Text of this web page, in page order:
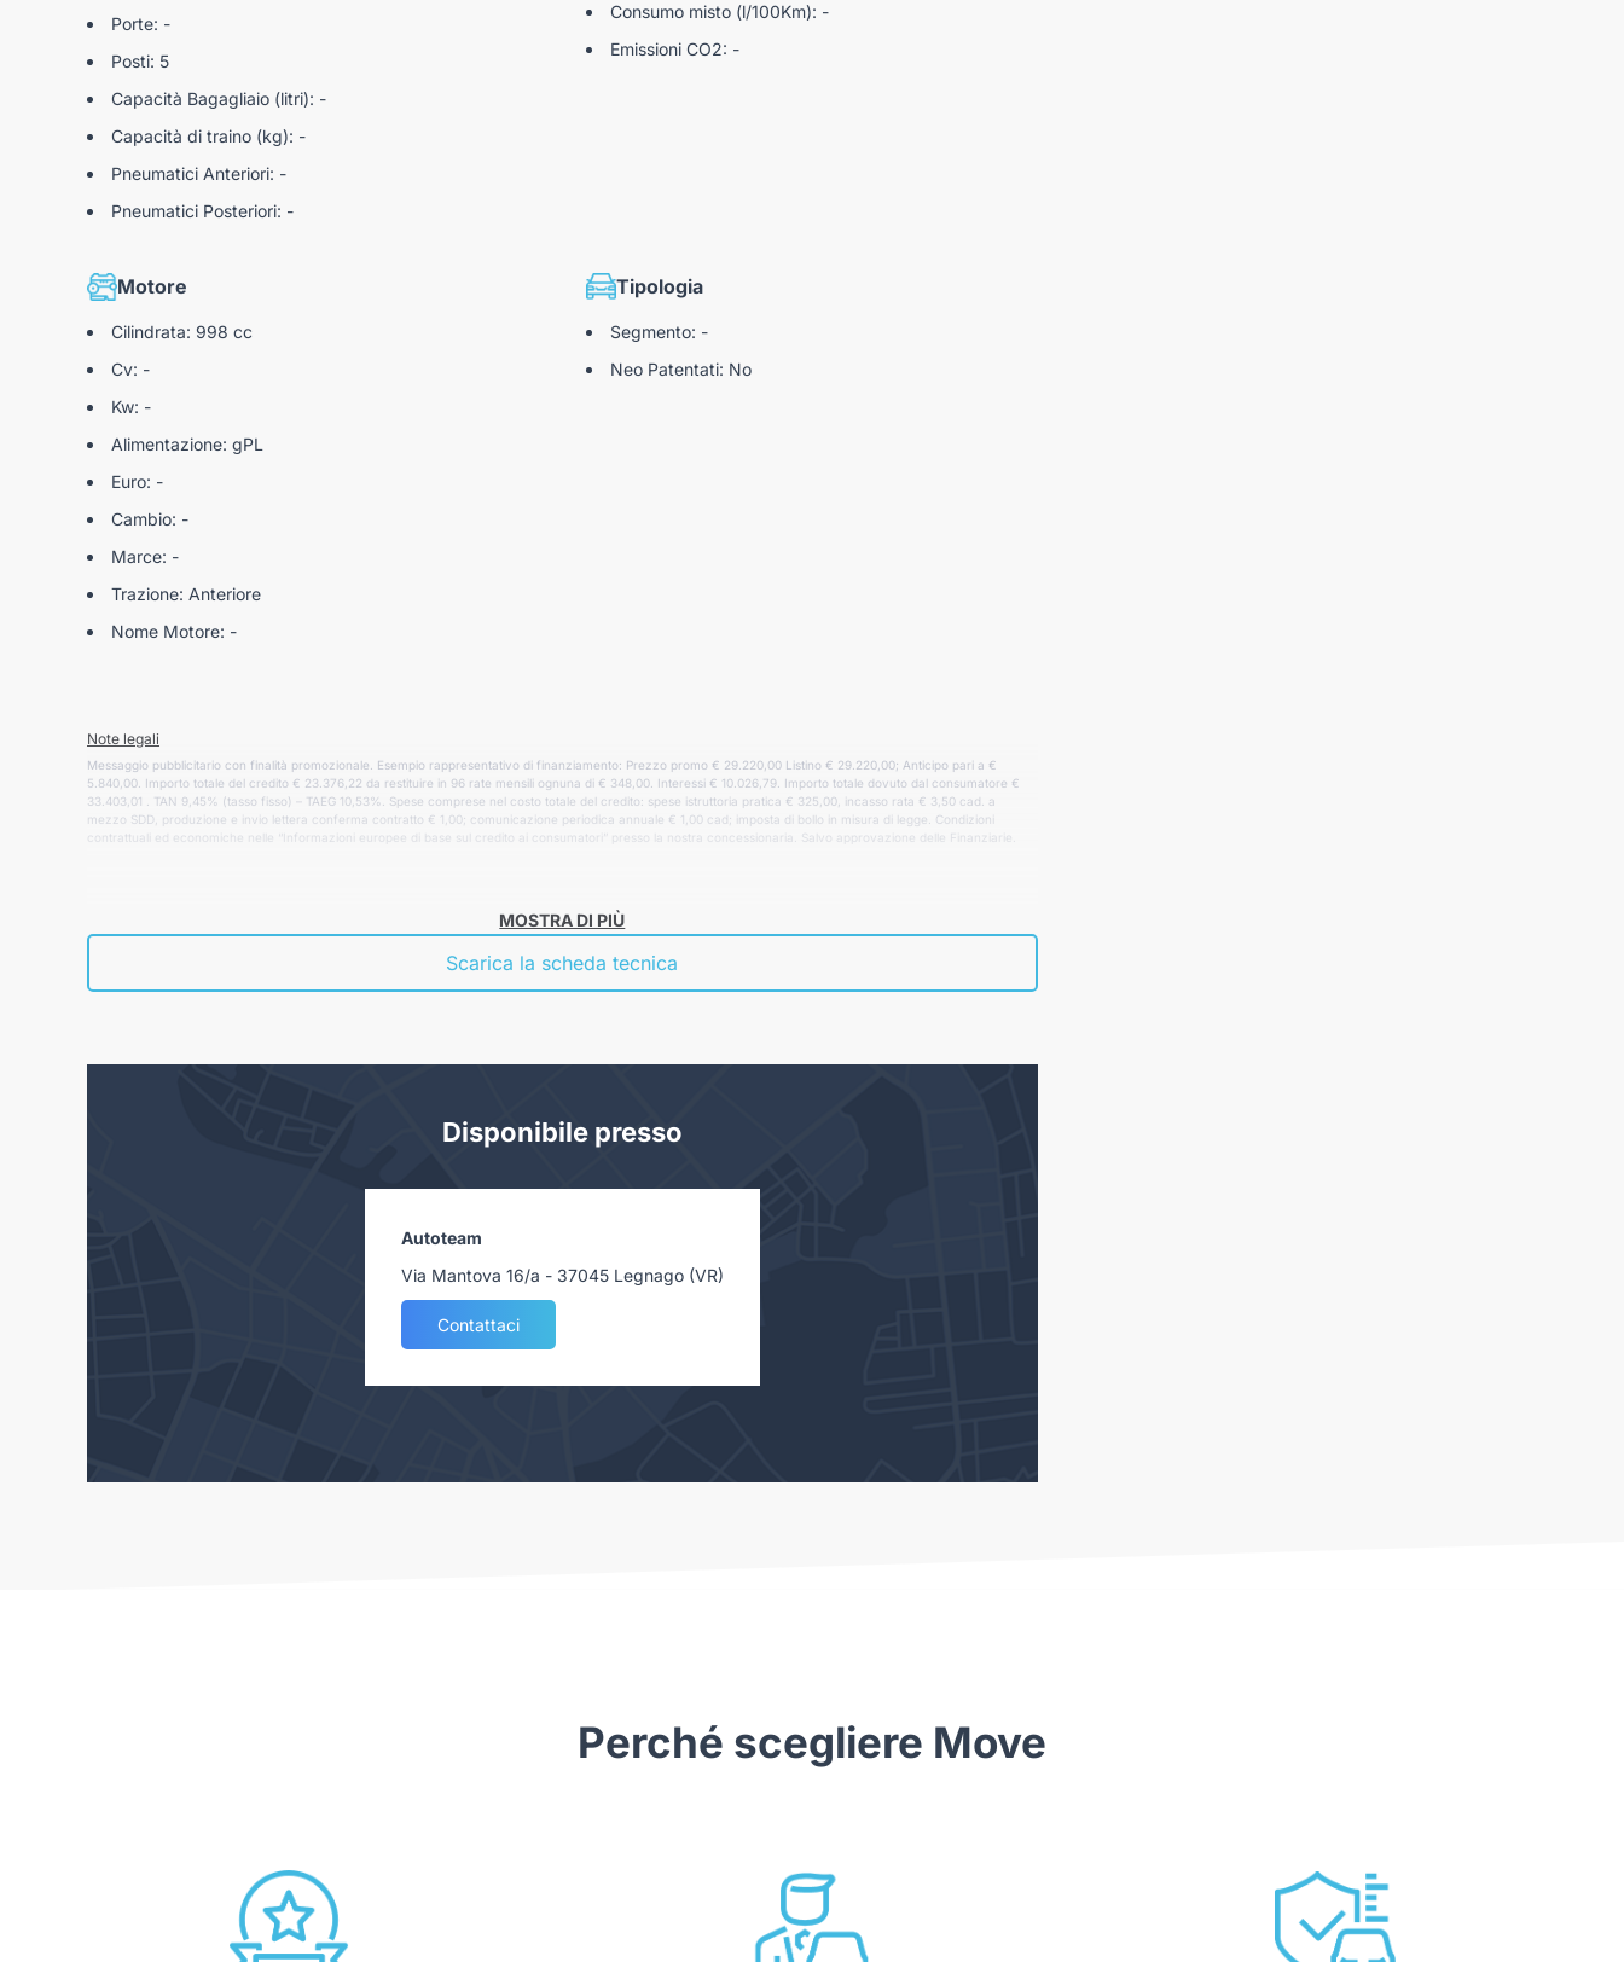
Porte: -
Posti: 5
Capacità Bagagliaio (litri): -
Capacità di traino (kg): -
Pneumatici Anteriori: -
Pneumatici Posteriori: -
Consumo misto (l/100Km): -
Emissioni CO2: -
Motore
Cilindrata: 998 cc
Cv: -
Kw: -
Alimentazione: gPL
Euro: -
Cambio: -
Marce: -
Trazione: Anteriore
Nome Motore: -
Tipologia
Segmento: -
Neo Patentati: No
Note legali
Messaggio pubblicitario con finalità promozionale. Esempio rappresentativo di finanziamento: Prezzo promo € 29.220,00 Listino € 29.220,00; Anticipo pari a €
5.840,00. Importo totale del credito € 23.376,22 da restituire in 96 rate mensili ognuna di € 348,00. Interessi € 10.026,79. Importo totale dovuto dal consumatore €
33.403,01 . TAN 9,45% (tasso fisso) – TAEG 10,53%. Spese comprese nel costo totale del credito: spese istruttoria pratica € 325,00, incasso rata € 3,50 cad. a
mezzo SDD, produzione e invio lettera conferma contratto € 1,00; comunicazione periodica annuale € 1,00 cad; imposta di bollo in misura di legge. Condizioni
contrattuali ed economiche nelle “Informazioni europee di base sul credito ai consumatori” presso la nostra concessionaria. Salvo approvazione delle Finanziarie.
MOSTRA DI PIÙ
Scarica la scheda tecnica
Disponibile presso
Autoteam
Via Mantova 16/a - 37045 Legnago (VR)
Contattaci
Perché scegliere Move